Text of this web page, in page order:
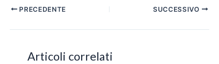
Navigazione
PRECEDENTE SUCCESSIVO
Articoli correlati